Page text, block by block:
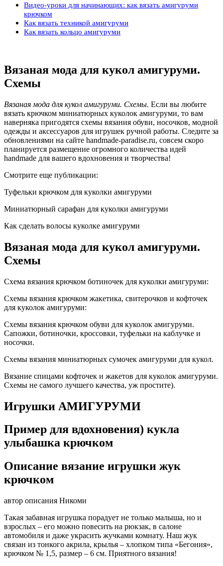
Видео-уроки для начинающих: как вязать амигуруми
крючком
Как вязать техникой амигуруми
Как вязать кольцо амигуруми
Вязаная мода для кукол амигуруми.
Схемы
Вязаная мода для кукол амигуруми. Схемы. Если вы любите
вязать крючком миниатюрных куколок амигуруми, то вам
наверняка пригодятся схемы вязания обуви, носочков, модной
одежды и аксессуаров для игрушек ручной работы. Следите за
обновлениями на сайте handmade-paradise.ru, совсем скоро
планируется размещение огромного количества идей
handmade для вашего вдохновения и творчества!
Смотрите еще публикации:
Туфельки крючком для куколки амигуруми
Миниатюрный сарафан для куколки амигуруми
Как сделать волосы куколке амигуруми
Вязаная мода для кукол амигуруми.
Схемы
Схема вязания крючком ботиночек для куколки амигуруми:
Схемы вязания крючком жакетика, свитерочков и кофточек
для куколок амигуруми:
Схемы вязания крючком обуви для куколок амигуруми.
Сапожки, ботиночки, кроссовки, туфельки на каблучке и
носочки.
Схемы вязания миниатюрных сумочек амигуруми для кукол.
Вязание спицами кофточек и жакетов для куколок амигуруми.
Схемы не самого лучшего качества, уж простите).
Игрушки АМИГУРУМИ
Пример для вдохновения) кукла
улыбашка крючком
Описание вязание игрушки жук
крючком
автор описания Никоми
Такая забавная игрушка порадует не только малыша, но и
взрослых – его можно повесить на рюкзак, в салоне
автомобиля и даже украсить жучками комнату. Наш жук
связан из тонкого акрила, крылья – хлопком типа «Бегония»,
крючком № 1,5, размер – 6 см. Приятного вязания!